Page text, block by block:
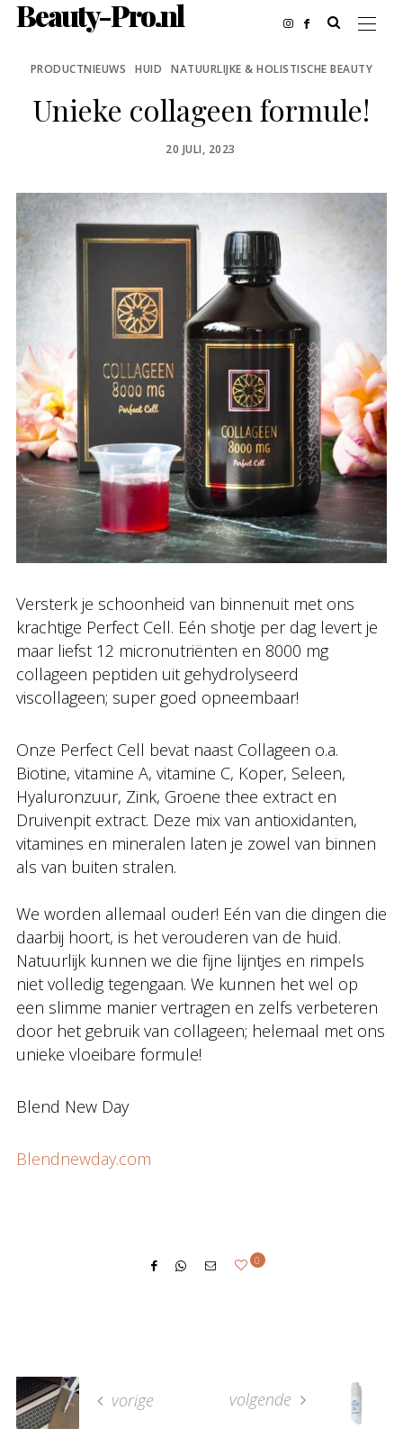
Beauty-Pro.nl
PRODUCTNIEUWS HUID NATUURLIJKE & HOLISTISCHE BEAUTY
Unieke collageen formule!
POSTED
20 JULI, 2023
Versterk je schoonheid van binnenuit met ons
krachtige Perfect Cell. Eén shotje per dag levert je
maar liefst 12 micronutriënten en 8000 mg
collageen peptiden uit gehydrolyseerd
viscollageen; super goed opneembaar!
Onze Perfect Cell bevat naast Collageen o.a.
Biotine, vitamine A, vitamine C, Koper, Seleen,
Hyaluronzuur, Zink, Groene thee extract en
Druivenpit extract. Deze mix van antioxidanten,
vitamines en mineralen laten je zowel van binnen
als van buiten stralen.
We worden allemaal ouder! Eén van die dingen die
daarbij hoort, is het verouderen van de huid.
Natuurlijk kunnen we die fijne lijntjes en rimpels
niet volledig tegengaan. We kunnen het wel op
een slimme manier vertragen en zelfs verbeteren
door het gebruik van collageen; helemaal met ons
unieke vloeibare formule!
Blend New Day
Blendnewday.com
0
vorige volgende